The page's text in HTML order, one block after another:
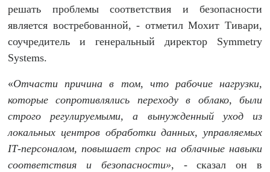
решать проблемы соответствия и безопасности
является востребованной, - отметил Мохит Тивари,
соучредитель и генеральный директор Symmetry
Systems.
«Отчасти причина в том, что рабочие нагрузки,
которые сопротивлялись переходу в облако, были
строго регулируемыми, а вынужденный уход из
локальных центров обработки данных, управляемых
IТ-персоналом, повышает спрос на облачные навыки
соответствия и безопасности», - сказал он в